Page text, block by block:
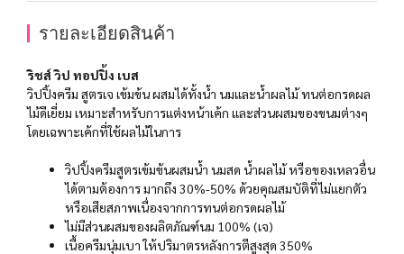
รายละเอียดสินค้า
ริชส์ วิป ทอปปิ้ง เบส
วิปปิ้งครีม สูตรเจ เข้มข้น ผสมได้ทั้งน้ำ นมและน้ำผลไม้ ทนต่อกรดผล
ไม้ดีเยี่ยม เหมาะสำหรับการแต่งหน้าเค้ก และส่วนผสมของขนมต่างๆ
โดยเฉพาะเค้กที่ใช้ผลไม้ในการ
วิปปิ้งครีมสูตรเข้มข้นผสมน้ำ นมสด น้ำผลไม้ หรือของเหลวอื่น
ได้ตามต้องการ มากถึง 30%-50% ด้วยคุณสมบัติที่ไม่แยกตัว
หรือเสียสภาพเนื่องจากการทนต่อกรดผลไม้
ไม่มีส่วนผสมของผลิตภัณฑ์นม 100% (เจ)
เนื้อครีมนุ่มเบา ให้ปริมาตรหลังการตีสูงสุด 350%